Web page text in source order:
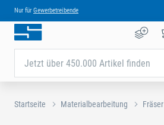
Nur für Gewerbetreibende
Jetzt über 450.000 Artikel finden
Startseite Materialbearbeitung Fräser